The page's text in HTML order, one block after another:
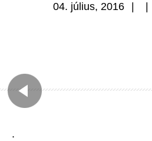
04. július, 2016
.